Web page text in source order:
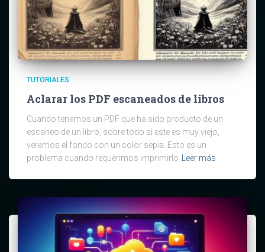
TUTORIALES
Aclarar los PDF escaneados de libros
Cuando tenemos un PDF que ha sido producto de un
escaneo de un libro, sobre todo si este es muy viejo,
veremos el fondo con un color sepia. Esto es un
problema cuando requerimos imprimirlo
Leer más